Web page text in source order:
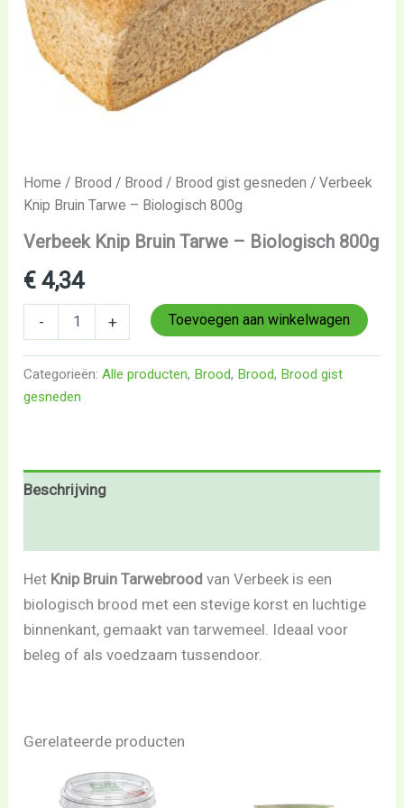
Home / Brood / Brood / Brood gist gesneden / Verbeek
Knip Bruin Tarwe – Biologisch 800g
Verbeek Knip Bruin Tarwe – Biologisch 800g
€ 4,34
- + Toevoegen aan winkelwagen
Categorieën:Alle producten, Brood, Brood, Brood gist
gesneden
Beschrijving
Het Knip Bruin Tarwebrood van Verbeek is een
biologisch brood met een stevige korst en luchtige
binnenkant, gemaakt van tarwemeel. Ideaal voor
beleg of als voedzaam tussendoor.
Gerelateerde producten